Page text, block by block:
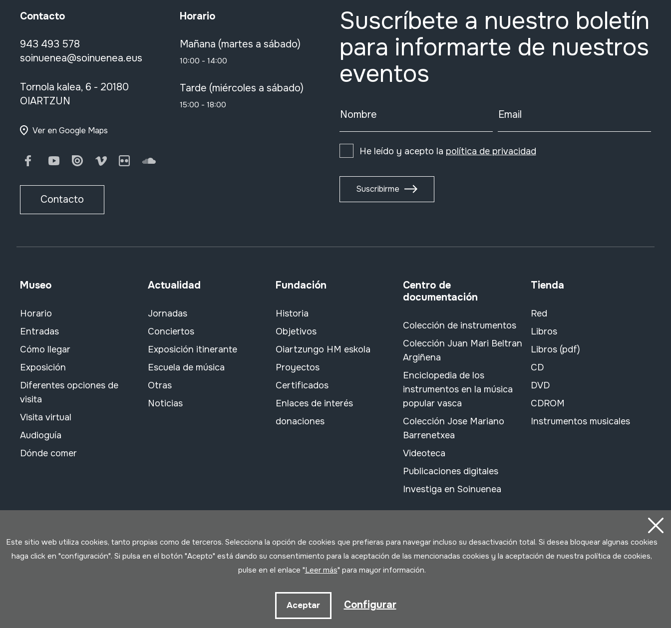
Contacto
943 493 578
soinuenea@soinuenea.eus
Tornola kalea, 6 - 20180
OIARTZUN
Ver en Google Maps
FacebookYoutubeIssuu Vimeo FlickrSoundCloud
Contacto
Horario
Mañana (martes a sábado)
10:00 - 14:00
Tarde (miércoles a sábado)
15:00 - 18:00
Suscríbete a nuestro boletín
para informarte de nuestros
eventos
Nombre Email
He leído y acepto la política de privacidad
Suscribirme
Museo
Horario
Entradas
Cómo llegar
Exposición
Diferentes opciones de
visita
Visita virtual
Audioguía
Dónde comer
Actualidad
Jornadas
Conciertos
Exposición itinerante
Escuela de música
Otras
Noticias
Fundación
Historia
Objetivos
Oiartzungo HM eskola
Proyectos
Certificados
Enlaces de interés
donaciones
Centro de
documentación
Colección de instrumentos
Colección Juan Mari Beltran
Argiñena
Enciclopedia de los
instrumentos en la música
popular vasca
Colección Jose Mariano
Barrenetxea
Videoteca
Publicaciones digitales
Investiga en Soinuenea
Tienda
Red
Libros
Libros (pdf)
CD
DVD
CDROM
Instrumentos musicales
Este sitio web utiliza cookies, tanto propias como de terceros. Selecciona la opción de cookies que prefieras para navegar incluso su desactivación total. Si desea bloquear algunas cookies
haga click en "configuración". Si pulsa en el botón "Acepto" está dando su consentimiento para la aceptación de las mencionadas cookies y la aceptación de nuestra política de cookies,
pulse en el enlace "Leer más" para mayor información.
Aceptar Configurar